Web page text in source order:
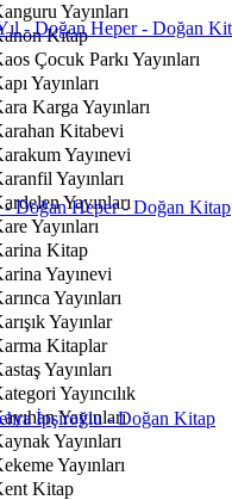
Yayınları
Kitap
Çocuk Parkı Yayınları
Yayınları
Karga Yayınları
Kitabevi
Yayınevi
Yayınları
Yayınları
Yayınları
Kitap
Yayınevi
Yayınları
Yayınlar
Kitaplar
Yayınları
Yayıncılık
Yayınları
Yayınları
Yayınları
Kitap
- Doğan Heper - Doğan Kitap